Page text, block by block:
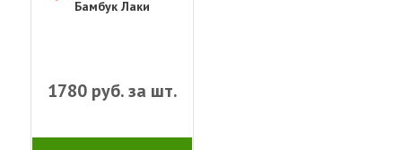
Бамбук Лаки
1780руб. за шт.